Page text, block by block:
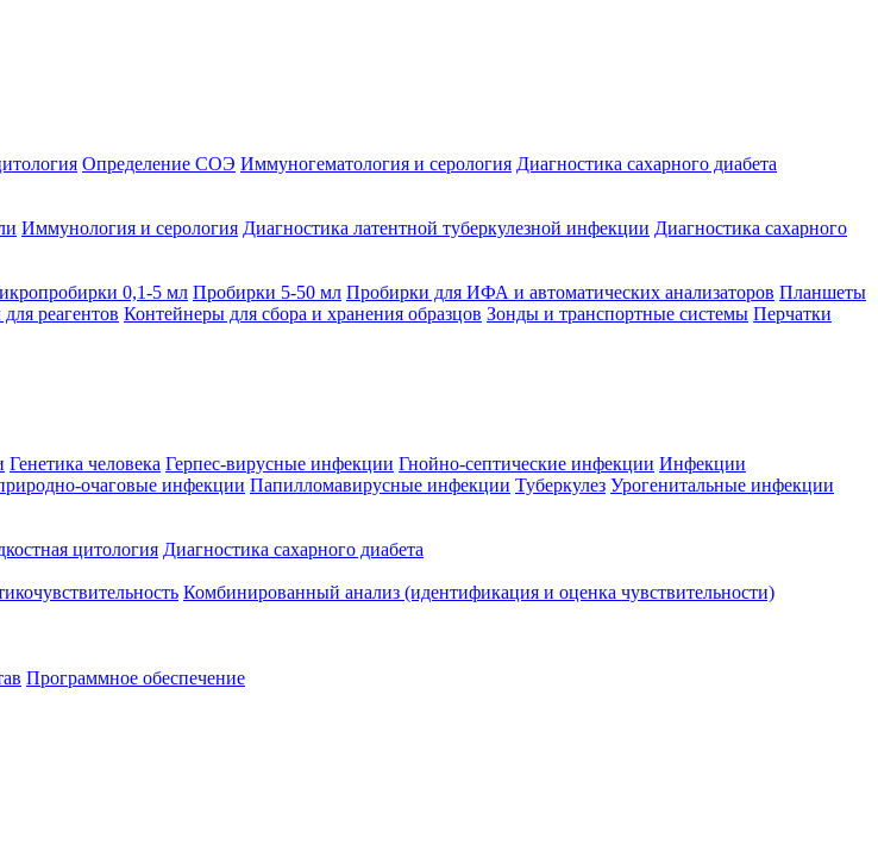
Определение СОЭ Иммуногематология и серология Диагностика сахарного диабета
Иммунология и серология Диагностика латентной туберкулезной инфекции Диагностика сахарного
0,1-5 мл Пробирки 5-50 мл Пробирки для ИФА и автоматических анализаторов Планшеты
реагентов Контейнеры для сбора и хранения образцов Зонды и транспортные системы Перчатки
Генетика человека Герпес-вирусные инфекции Гнойно-септические инфекции Инфекции
очаговые инфекции Папилломавирусные инфекции Туберкулез Урогенитальные инфекции
цитология Диагностика сахарного диабета
Комбинированный анализ (идентификация и оценка чувствительности)
Программное обеспечение